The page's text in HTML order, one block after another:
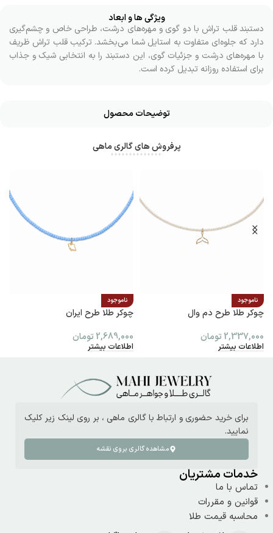
ویژگی ها و ابعاد
دستبند قلب تراش با دو گوی و مهره‌های درشت، طراحی خاص و چشم‌گیری
دارد که جلوه‌ای متفاوت به استایل شما می‌بخشد. ترکیب قلب تراش ظریف
با مهره‌های درشت و جزئیات گوی، این دستبند را به انتخابی شیک و جذاب
برای استفاده روزانه تبدیل کرده است.
توضیحات محصول
پرفروش های گالری ماهی
ناموجود
چوکر طلا طرح دم وال
2,337,000 تومان
اطلاعات بیشتر
ناموجود
چوکر طلا طرح ایران
2,689,000 تومان
اطلاعات بیشتر
برای خرید حضوری و ارتباط با گالری ماهی ، بر روی لینک زیر کلیک
نمایید.
مشاهده گالری بروی نقشه
خدمات مشتریان
تماس با ما
قوانین و مقررات
محاسبه قیمت طلا